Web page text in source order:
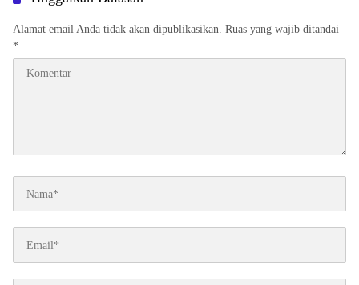
Alamat email Anda tidak akan dipublikasikan. Ruas yang wajib ditandai
*